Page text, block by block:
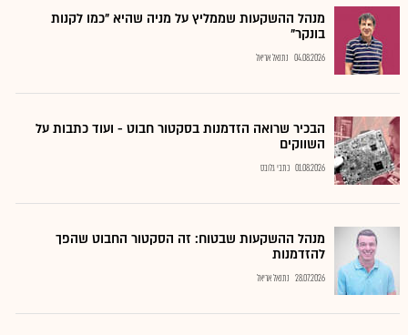
מנהל ההשקעות שממליץ על מניה שהיא "כמו לקנות
בונקר"
04.08.2026 נתנאל אריאל
הבכיר שרואה הזדמנות בסקטור חבוט - ועוד כתבות על
השווקים
01.08.2026 כתבי גלובס
מנהל ההשקעות שבטוח: זה הסקטור החבוט שהפך
להזדמנות
28.07.2026 נתנאל אריאל